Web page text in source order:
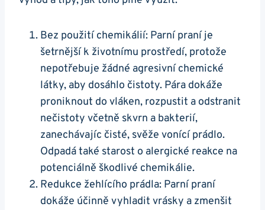
Bez použití chemikálií: Parní praní je
šetrnější k ⁤životnímu⁣ prostředí, protože ​
nepotřebuje žádné agresivní chemické
‍látky, aby dosáhlo čistoty. Pára dokáže
proniknout do vláken, rozpustit a odstranit
nečistoty včetně skvrn‍ a bakterií,
zanechávajíc čisté,⁣ svěže ‌vonící prádlo.
Odpadá‌ také starost o alergické reakce na
potenciálně škodlivé chemikálie.
Redukce žehlícího prádla: ​Parní praní
dokáže účinně vyhladit vrásky ‌a zmenšit